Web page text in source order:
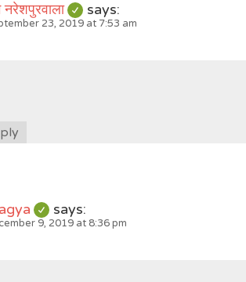
नरेशपुरवाला says:
23, 2019 at 7:53 am
says:
9, 2019 at 8:36 pm